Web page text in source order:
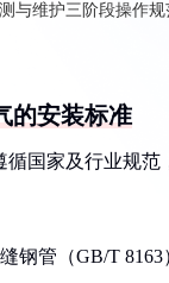
与维护三阶段操作
的安装标准
国家及行业规范
钢管（GB/T